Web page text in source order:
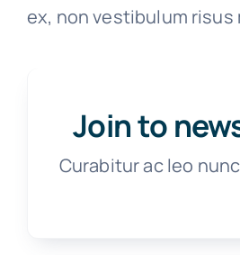
ex, non vestibulum risus
Join to
Curabitur ac leo